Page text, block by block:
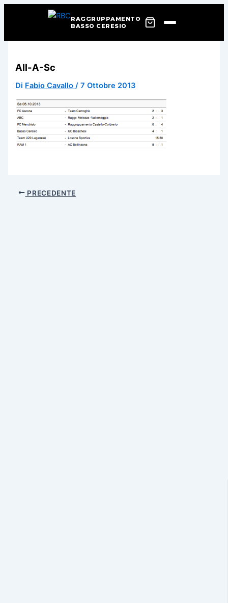
RAGGRUPPAMENTO
BASSO CERESIO
contenuto
All-A-Sc
Di Fabio Cavallo/7 Ottobre 2013
PRECEDENTE